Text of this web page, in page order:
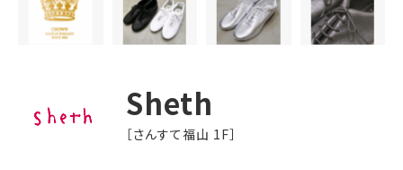
Sheth
［さんすて福山 1F］